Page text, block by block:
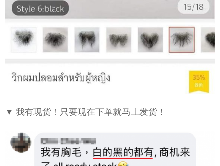
▼ 我有现货！只要现在下单就马上发货！